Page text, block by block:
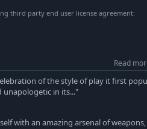
matière de butin, tout le monde
third party end user license agreement:
Read
of the style of play it first
unapologetic in its..."
with an amazing arsenal of